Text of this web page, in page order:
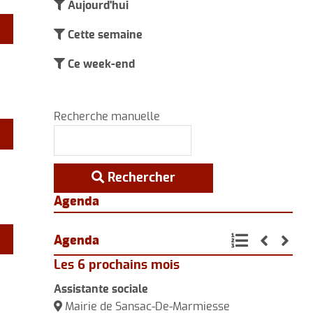
Aujourd'hui
Cette semaine
Ce week-end
Recherche manuelle
Rechercher
Agenda
Agenda
Les 6 prochains mois
Assistante sociale
Mairie de Sansac-De-Marmiesse